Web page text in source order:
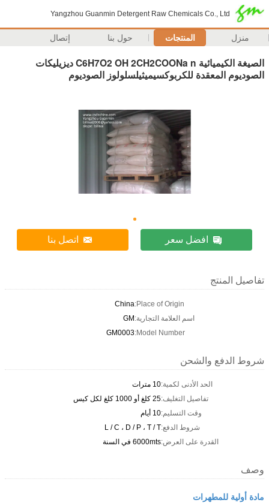
Yangzhou Guanmin Detergent Raw Chemicals Co., Ltd
منزل المنتجات حول بنا إتصال
الصيغة الكيميائية C6H7O2 OH 2CH2COONa n ديزيليكات
الصوديوم المعقدة للكربوكسيميثيلسلولوز الصوديوم
افضل سعر اتصل بنا
تفاصيل المنتج
Place of Origin:
China
اسم العلامة التجارية:GM
Model Number:
GM0003
شروط الدفع والشحن
الحد الأدنى لكمية:10 مترات
تفاصيل التغليف:25 كلغ أو 1000 كلغ لكل كيس
وقت التسليم:10 أيام
شروط الدفع:L / C ، D / P ، T / T
القدرة على العرض:6000mts في السنة
وصف
مادة أولية للمطهرات